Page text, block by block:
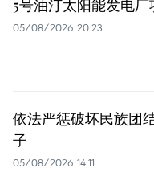
5号油汀太阳能发电
05/08/2026 20:23
依法严惩破坏民族团
子
05/08/2026 14:11